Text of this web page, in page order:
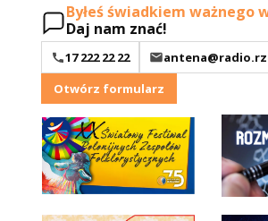
Byłeś świadkiem ważnego
Daj nam znać!
17 222 22 22
Otwórz formularz